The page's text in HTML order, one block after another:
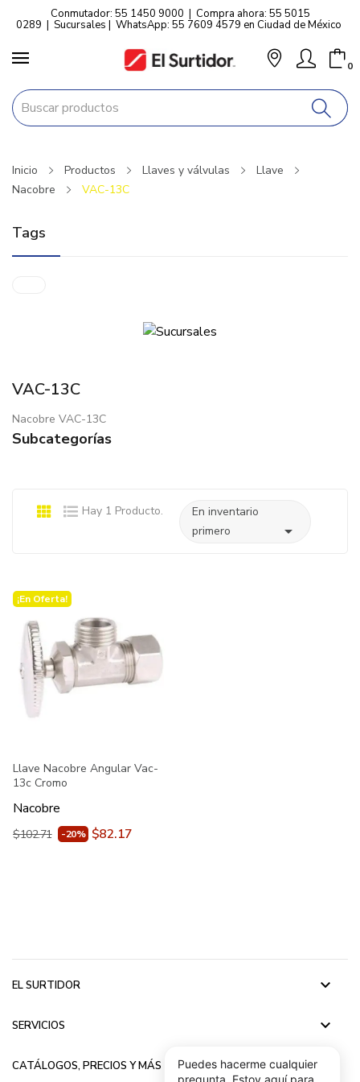
Conmutador: 55 1450 9000 | Compra ahora: 55 5015
0289 | Sucursales | WhatsApp: 55 7609 4579 en Ciudad de México
0
Inicio Productos Llaves y válvulas
Llave
Nacobre
VAC-13C
Tags
VAC-13C
Nacobre VAC-13C
Subcategorías
Hay 1 Producto.
En inventario
primero

¡En Oferta!
Llave Nacobre Angular Vac-
13c Cromo
Nacobre
$102.71 -20% $82.17
EL SURTIDOR keyboard_arrow_down
SERVICIOS keyboard_arrow_down
CATÁLOGOS, PRECIOS Y MÁS keyboard_arrow_down
Puedes hacerme cualquier
pregunta, Estoy aquí para